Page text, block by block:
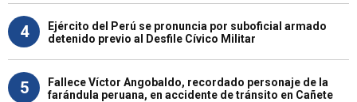
4
Ejército del Perú se pronuncia por suboficial armado
detenido previo al Desfile Cívico Militar
5
Fallece Víctor Angobaldo, recordado personaje de la
farándula peruana, en accidente de tránsito en Cañete